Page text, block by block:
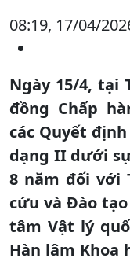
08:19, 17/04/
Ngày 15/4, tại
đồng Chấp
các Quyết
dạng II dưới
8 năm đối với
cứu và Đào tạo
tâm Vật lý
Hàn lâm Khoa